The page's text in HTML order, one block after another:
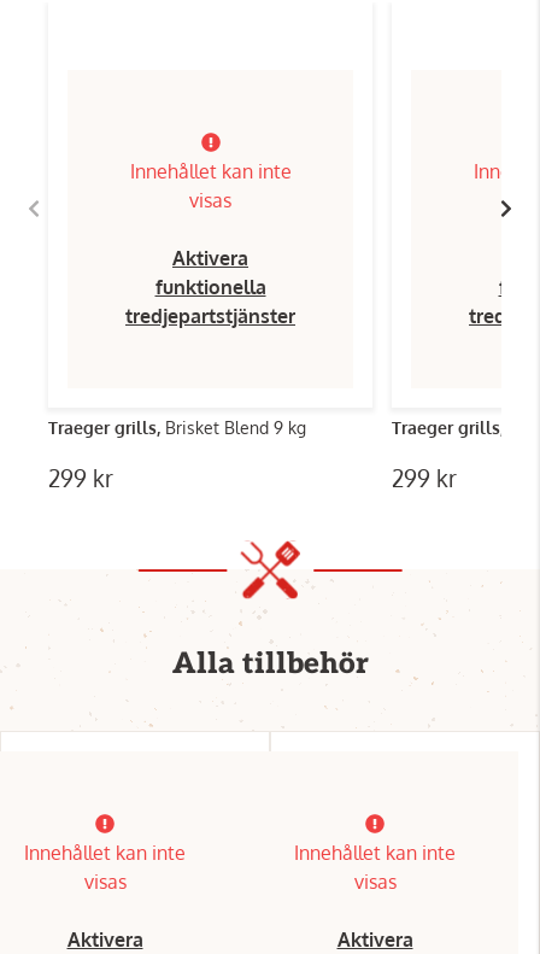
Innehållet kan inte
visas
Aktivera
funktionella
tredjepartstjänster
Traeger grills, Brisket Blend 9 kg
299 kr
Traeger grills,
299 kr
Alla tillbehör
Innehållet kan inte
visas
Aktivera
Innehållet kan inte
visas
Aktivera